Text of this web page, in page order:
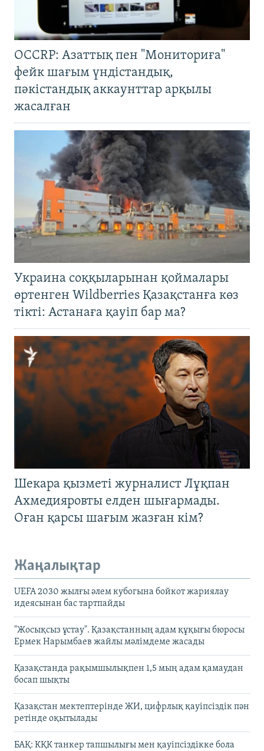
OCCRP: Азаттық пен "Мониториға"
фейк шағым үндістандық,
пәкістандық аккаунттар арқылы
жасалған
Украина соққыларынан қоймалары
өртенген Wildberries Қазақстанға көз
тікті: Астанаға қауіп бар ма?
Шекара қызметі журналист Лұқпан
Ахмедияровты елден шығармады.
Оған қарсы шағым жазған кім?
Жаңалықтар
UEFA 2030 жылғы әлем кубогына бойкот жариялау
идеясынан бас тартпайды
"Жосықсыз ұстау". Қазақстанның адам құқығы бюросы
Ермек Нарымбаев жайлы мәлімдеме жасады
Қазақстанда рақымшылықпен 1,5 мың адам қамаудан
босап шықты
Қазақстан мектептерінде ЖИ, цифрлық қауіпсіздік пән
ретінде оқытылады
БАҚ: КҚК танкер тапшылығы мен қауіпсіздікке бола